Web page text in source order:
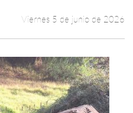
Viernes 5 de junio de 2026